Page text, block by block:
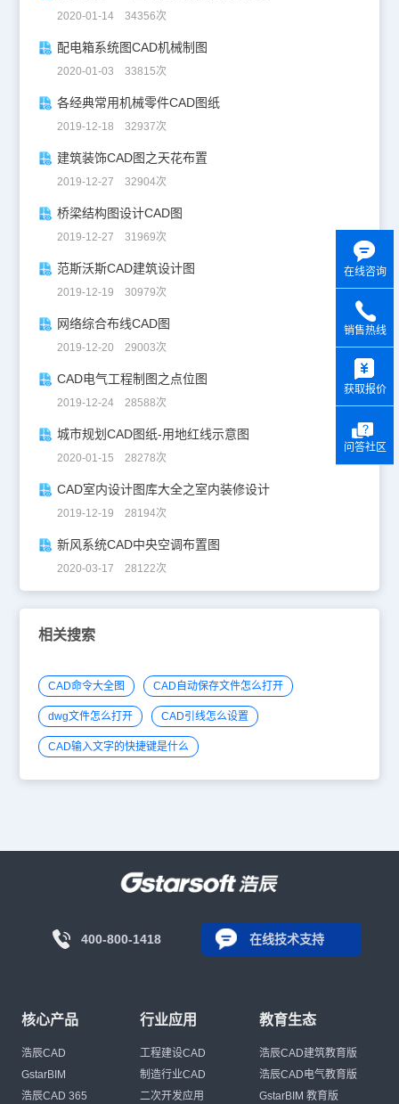
2020-01-14 34356次
配电箱系统图CAD机械制图
2020-01-03 33815次
各经典常用机械零件CAD图纸
2019-12-18 32937次
建筑装饰CAD图之天花布置
2019-12-27 32904次
桥梁结构图设计CAD图
2019-12-27 31969次
范斯沃斯CAD建筑设计图
2019-12-19 30979次
网络综合布线CAD图
2019-12-20 29003次
CAD电气工程制图之点位图
2019-12-24 28588次
城市规划CAD图纸-用地红线示意图
2020-01-15 28278次
CAD室内设计图库大全之室内装修设计
2019-12-19 28194次
新风系统CAD中央空调布置图
2020-03-17 28122次
相关搜索
CAD命令大全图 CAD自动保存文件怎么打开
dwg文件怎么打开 CAD引线怎么设置
CAD输入文字的快捷键是什么
400-800-1418 在线技术支持
核心产品
浩辰CAD
GstarBIM
浩辰CAD 365
行业应用
工程建设CAD
制造行业CAD
二次开发应用
教育生态
浩辰CAD建筑教育版
浩辰CAD电气教育版
GstarBIM 教育版
在线咨询
销售热线
获取报价
问答社区